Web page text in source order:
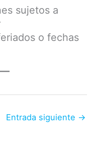
sujetos a
o fechas
Entrada siguiente →